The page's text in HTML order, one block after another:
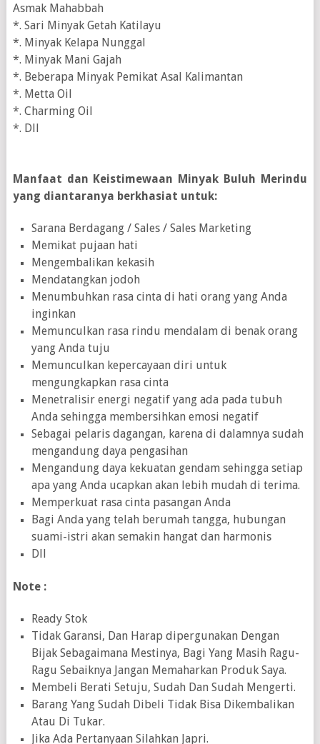
Asmak Mahabbah
*. Sari Minyak Getah Katilayu
*. Minyak Kelapa Nunggal
*. Minyak Mani Gajah
*. Beberapa Minyak Pemikat Asal Kalimantan
*. Metta Oil
*. Charming Oil
*. Dll
Manfaat dan Keistimewaan Minyak Buluh Merindu
yang diantaranya berkhasiat untuk:
Sarana Berdagang / Sales / Sales Marketing
Memikat pujaan hati
Mengembalikan kekasih
Mendatangkan jodoh
Menumbuhkan rasa cinta di hati orang yang Anda
inginkan
Memunculkan rasa rindu mendalam di benak orang
yang Anda tuju
Memunculkan kepercayaan diri untuk
mengungkapkan rasa cinta
Menetralisir energi negatif yang ada pada tubuh
Anda sehingga membersihkan emosi negatif
Sebagai pelaris dagangan, karena di dalamnya sudah
mengandung daya pengasihan
Mengandung daya kekuatan gendam sehingga setiap
apa yang Anda ucapkan akan lebih mudah di terima.
Memperkuat rasa cinta pasangan Anda
Bagi Anda yang telah berumah tangga, hubungan
suami-istri akan semakin hangat dan harmonis
Dll
Note :
Ready Stok
Tidak Garansi, Dan Harap dipergunakan Dengan
Bijak Sebagaimana Mestinya, Bagi Yang Masih Ragu-
Ragu Sebaiknya Jangan Memaharkan Produk Saya.
Membeli Berati Setuju, Sudah Dan Sudah Mengerti.
Barang Yang Sudah Dibeli Tidak Bisa Dikembalikan
Atau Di Tukar.
Jika Ada Pertanyaan Silahkan Japri.